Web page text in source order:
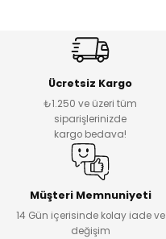
Ücretsiz Kargo
₺1.250 ve üzeri tüm
siparişlerinizde
kargo bedava!
Müşteri Memnuniyeti
14 Gün içerisinde kolay iade ve
değişim